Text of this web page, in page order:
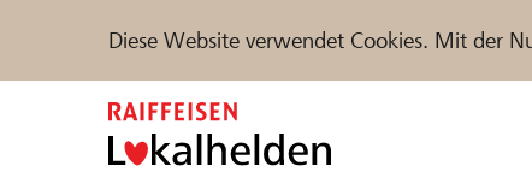
Diese Website verwendet Cookies. Mit der